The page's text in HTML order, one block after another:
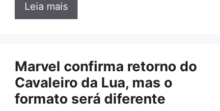
Leia mais
Marvel confirma retorno do
Cavaleiro da Lua, mas o
formato será diferente